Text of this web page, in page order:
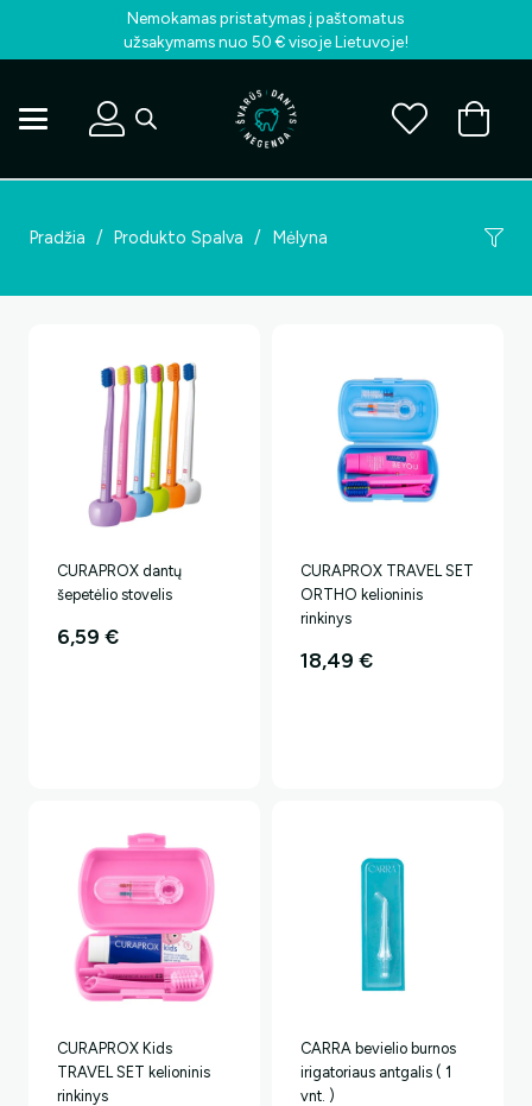
Nemokamas pristatymas į paštomatus
užsakymams nuo 50 € visoje Lietuvoje!
Pradžia / Produkto Spalva / Mėlyna
CURAPROX dantų
šepetėlio stovelis
6,59€
CURAPROX TRAVEL SET
ORTHO kelioninis
rinkinys
18,49€
CURAPROX Kids
TRAVEL SET kelioninis
rinkinys
CARRA bevielio burnos
irigatoriaus antgalis ( 1
vnt. )